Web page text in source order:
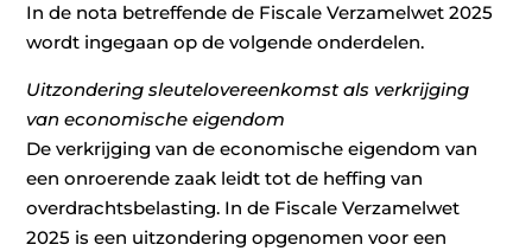
In de nota betreffende de Fiscale Verzamelwet 2025
wordt ingegaan op de volgende onderdelen.
Uitzondering sleutelovereenkomst als verkrijging
van economische eigendom
De verkrijging van de economische eigendom van
een onroerende zaak leidt tot de heffing van
overdrachtsbelasting. In de Fiscale Verzamelwet
2025 is een uitzondering opgenomen voor een